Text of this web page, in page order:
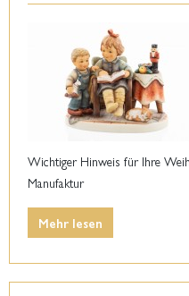
Wichtiger Hinweis für Ihre
Manufaktur
Mehr lesen